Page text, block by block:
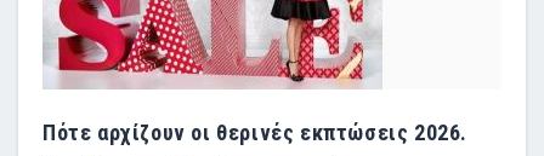
Πότε αρχίζουν οι θερινές εκπτώσεις 2026.